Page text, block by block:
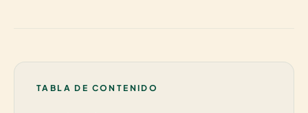
TABLA DE CONTENIDO